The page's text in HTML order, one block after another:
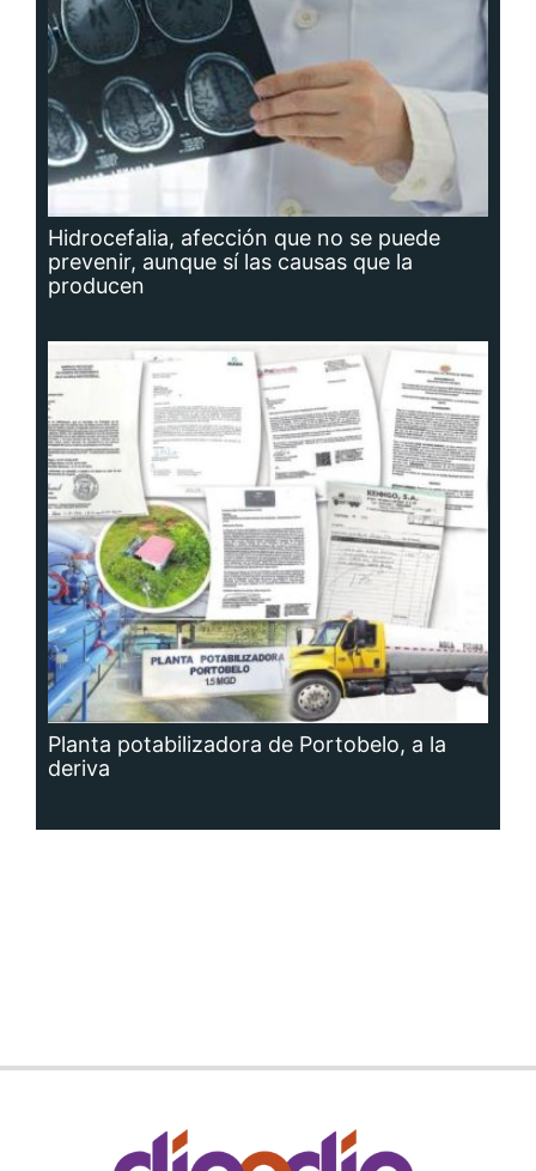
Hidrocefalia, afección que no se puede
prevenir, aunque sí las causas que la
producen
Planta potabilizadora de Portobelo, a la
deriva